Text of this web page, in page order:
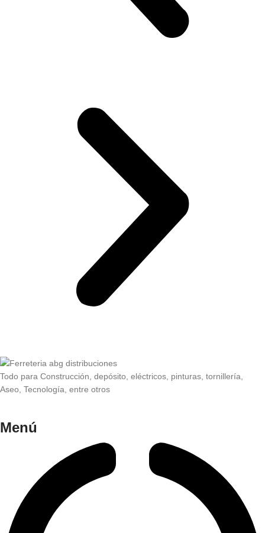
Todo para Construcción, depósito, eléctricos, pinturas, tornillería,
Aseo, Tecnología, entre otros
Menú